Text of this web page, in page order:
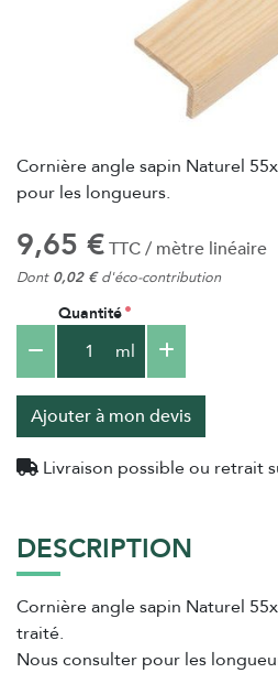
DESCRIPTION
Cornière angle sapin Naturel
traité.
Nous consulter pour les
Cornière angle sapin Naturel
pour les longueurs.
9,65 €TTC / mètre linéaire
Dont 0,02 €d'éco-contribution
Quantité
ml
Ajouter à mon devis
Livraison possible ou retrait